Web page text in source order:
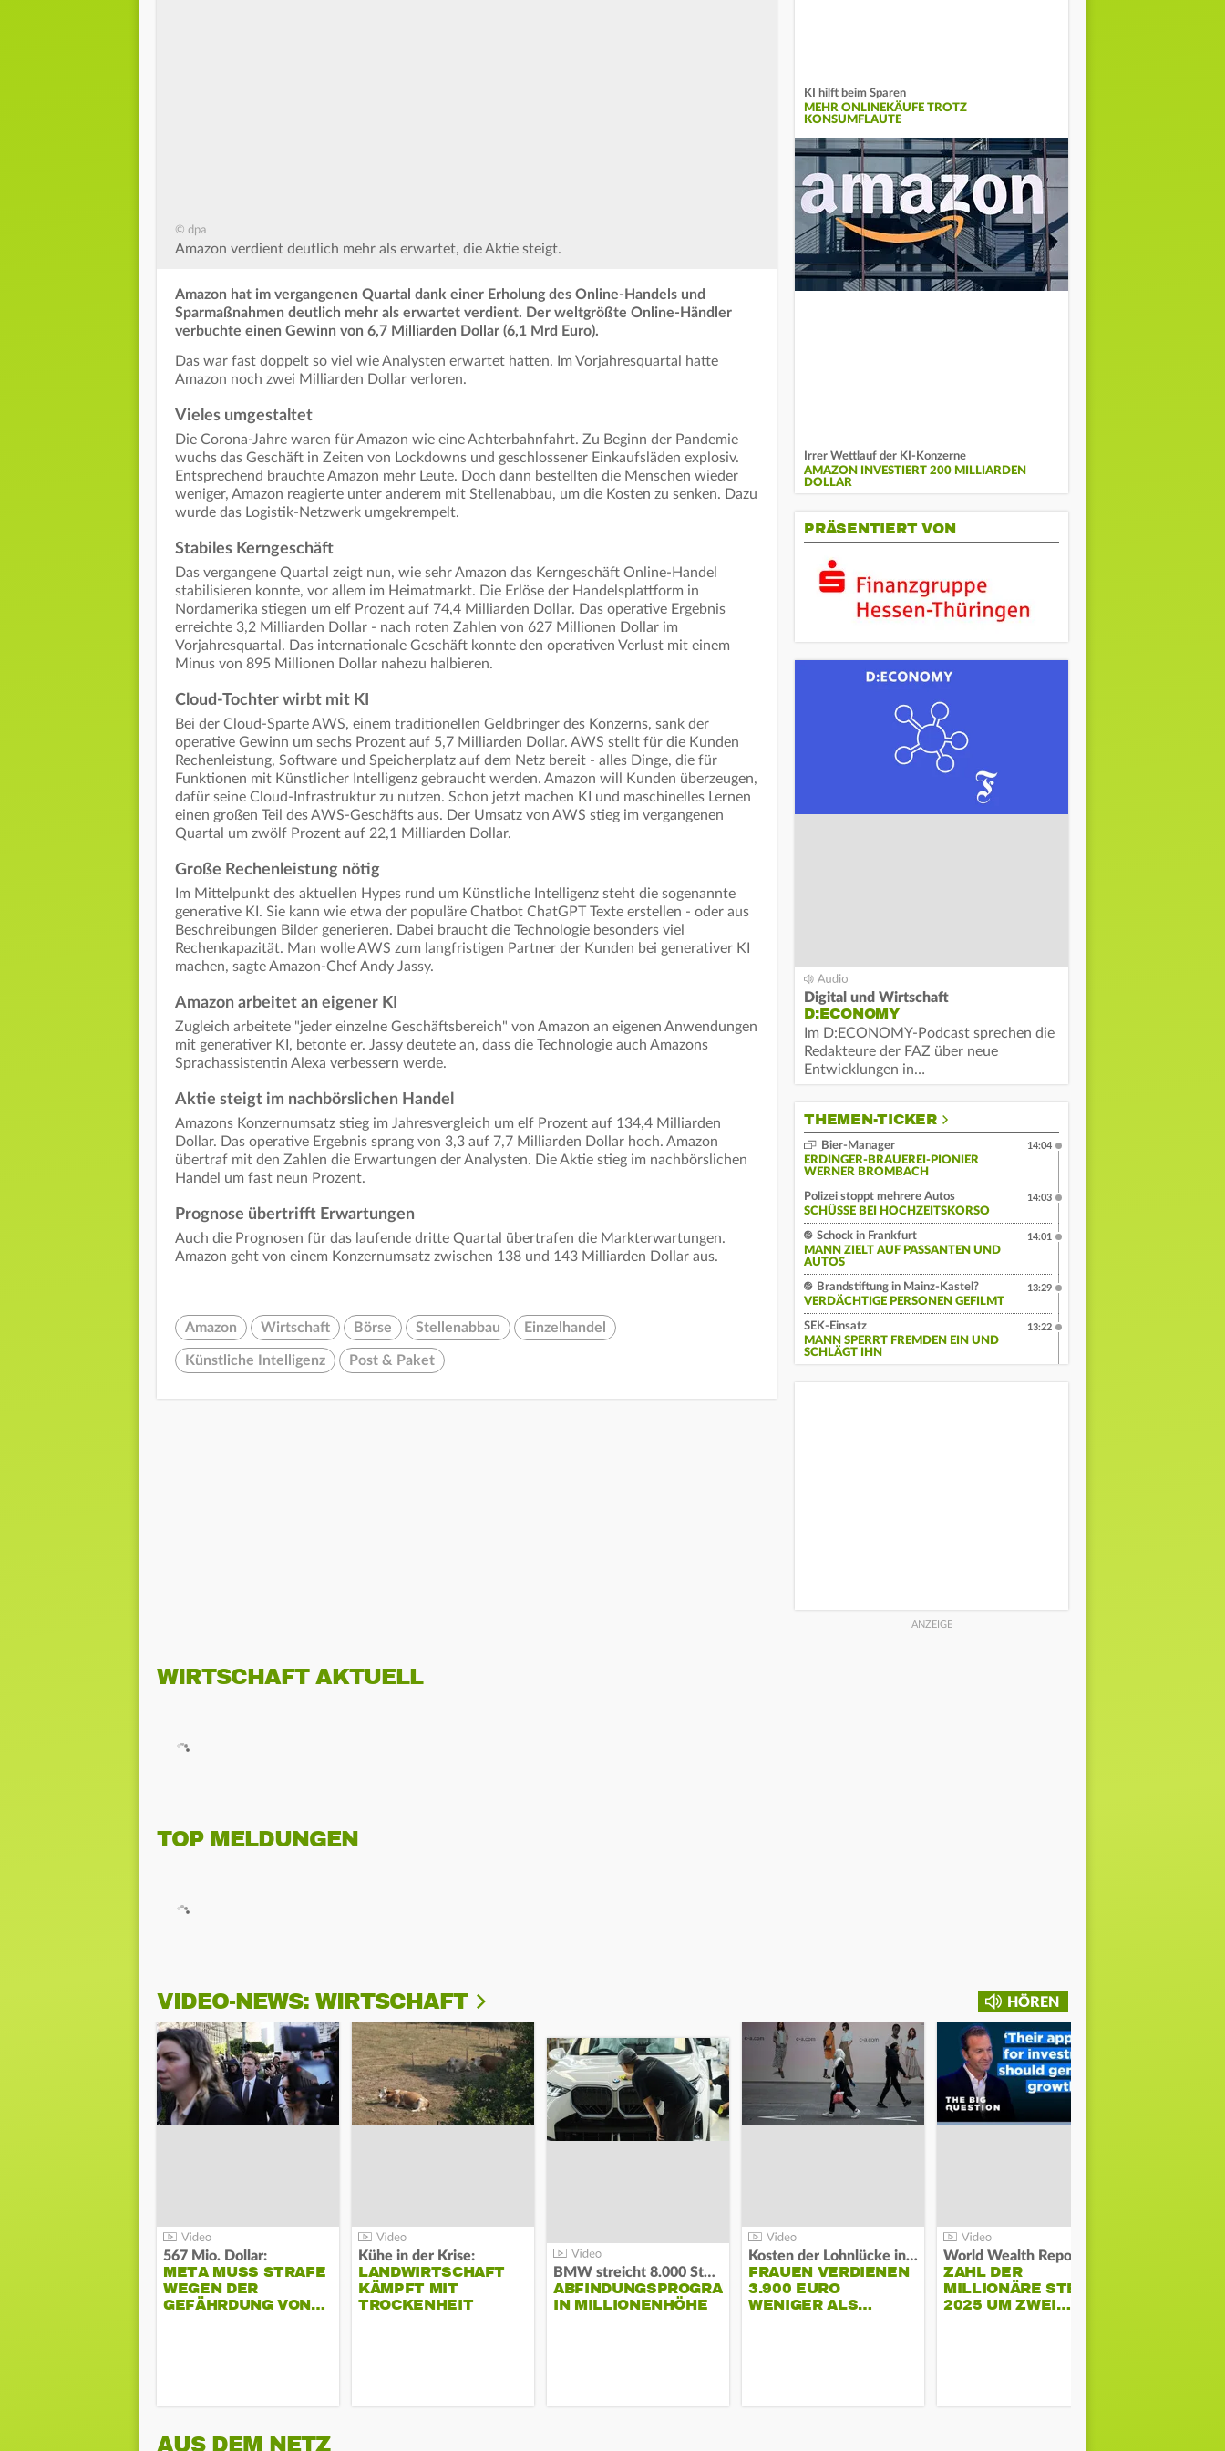
© dpa
Amazon verdient deutlich mehr als erwartet, die Aktie steigt.
Amazon hat im vergangenen Quartal dank einer Erholung des Online-Handels und
Sparmaßnahmen deutlich mehr als erwartet verdient. Der weltgrößte Online-Händler
verbuchte einen Gewinn von 6,7 Milliarden Dollar (6,1 Mrd Euro).
Das war fast doppelt so viel wie Analysten erwartet hatten. Im Vorjahresquartal hatte
Amazon noch zwei Milliarden Dollar verloren.
Vieles umgestaltet
Die Corona-Jahre waren für Amazon wie eine Achterbahnfahrt. Zu Beginn der Pandemie
wuchs das Geschäft in Zeiten von Lockdowns und geschlossener Einkaufsläden explosiv.
Entsprechend brauchte Amazon mehr Leute. Doch dann bestellten die Menschen wieder
weniger, Amazon reagierte unter anderem mit Stellenabbau, um die Kosten zu senken. Dazu
wurde das Logistik-Netzwerk umgekrempelt.
Stabiles Kerngeschäft
Das vergangene Quartal zeigt nun, wie sehr Amazon das Kerngeschäft Online-Handel
stabilisieren konnte, vor allem im Heimatmarkt. Die Erlöse der Handelsplattform in
Nordamerika stiegen um elf Prozent auf 74,4 Milliarden Dollar. Das operative Ergebnis
erreichte 3,2 Milliarden Dollar - nach roten Zahlen von 627 Millionen Dollar im
Vorjahresquartal. Das internationale Geschäft konnte den operativen Verlust mit einem
Minus von 895 Millionen Dollar nahezu halbieren.
Cloud-Tochter wirbt mit KI
Bei der Cloud-Sparte AWS, einem traditionellen Geldbringer des Konzerns, sank der
operative Gewinn um sechs Prozent auf 5,7 Milliarden Dollar. AWS stellt für die Kunden
Rechenleistung, Software und Speicherplatz auf dem Netz bereit - alles Dinge, die für
Funktionen mit Künstlicher Intelligenz gebraucht werden. Amazon will Kunden überzeugen,
dafür seine Cloud-Infrastruktur zu nutzen. Schon jetzt machen KI und maschinelles Lernen
einen großen Teil des AWS-Geschäfts aus. Der Umsatz von AWS stieg im vergangenen
Quartal um zwölf Prozent auf 22,1 Milliarden Dollar.
Große Rechenleistung nötig
Im Mittelpunkt des aktuellen Hypes rund um Künstliche Intelligenz steht die sogenannte
generative KI. Sie kann wie etwa der populäre Chatbot ChatGPT Texte erstellen - oder aus
Beschreibungen Bilder generieren. Dabei braucht die Technologie besonders viel
Rechenkapazität. Man wolle AWS zum langfristigen Partner der Kunden bei generativer KI
machen, sagte Amazon-Chef Andy Jassy.
Amazon arbeitet an eigener KI
Zugleich arbeitete "jeder einzelne Geschäftsbereich" von Amazon an eigenen Anwendungen
mit generativer KI, betonte er. Jassy deutete an, dass die Technologie auch Amazons
Sprachassistentin Alexa verbessern werde.
Aktie steigt im nachbörslichen Handel
Amazons Konzernumsatz stieg im Jahresvergleich um elf Prozent auf 134,4 Milliarden
Dollar. Das operative Ergebnis sprang von 3,3 auf 7,7 Milliarden Dollar hoch. Amazon
übertraf mit den Zahlen die Erwartungen der Analysten. Die Aktie stieg im nachbörslichen
Handel um fast neun Prozent.
Prognose übertrifft Erwartungen
Auch die Prognosen für das laufende dritte Quartal übertrafen die Markterwartungen.
Amazon geht von einem Konzernumsatz zwischen 138 und 143 Milliarden Dollar aus.
Amazon Wirtschaft Börse Stellenabbau Einzelhandel
Künstliche Intelligenz Post & Paket
KI hilft beim Sparen
MEHR ONLINEKÄUFE TROTZ
KONSUMFLAUTE
Irrer Wettlauf der KI-Konzerne
AMAZON INVESTIERT 200 MILLIARDEN
DOLLAR
PRÄSENTIERT VON
Digital und Wirtschaft
D:ECONOMY
Im D:ECONOMY-Podcast sprechen die
Redakteure der FAZ über neue
Entwicklungen in…
THEMEN-TICKER
Bier-Manager
ERDINGER-BRAUEREI-PIONIER
WERNER BROMBACH
14:04
Polizei stoppt mehrere Autos
SCHÜSSE BEI HOCHZEITSKORSO
14:03
Schock in Frankfurt
MANN ZIELT AUF PASSANTEN UND
AUTOS
14:01
Brandstiftung in Mainz-Kastel?
VERDÄCHTIGE PERSONEN GEFILMT
13:29
SEK-Einsatz
MANN SPERRT FREMDEN EIN UND
SCHLÄGT IHN
13:22
WIRTSCHAFT AKTUELL
TOP MELDUNGEN
HÖREN
VIDEO-NEWS: WIRTSCHAFT
567 Mio. Dollar:
META MUSS STRAFE
WEGEN DER
GEFÄHRDUNG VON…
Kühe in der Krise:
LANDWIRTSCHAFT
KÄMPFT MIT
TROCKENHEIT
BMW streicht 8.000 Stellen:
ABFINDUNGSPROGRAMM
IN MILLIONENHÖHE
Kosten der Lohnlücke in der EU:
FRAUEN VERDIENEN
3.900 EURO
WENIGER ALS…
World Wealth Report:
ZAHL DER
MILLIONÄRE STEIGT
2025 UM ZWEI…
AUS DEM NETZ